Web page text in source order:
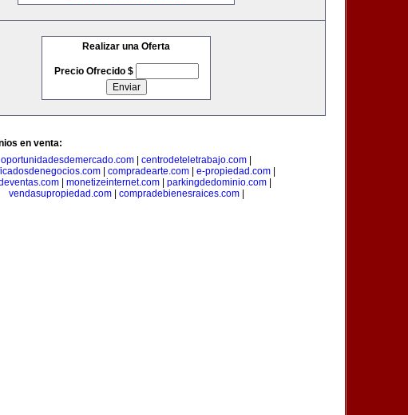
Realizar una Oferta
Precio Ofrecido $
en venta:
oportunidadesdemercado.com
centrodeteletrabajo.com
| compradearte.com| e-propiedad.com|
| monetizeinternet.com| parkingdedominio.com|
vendasupropiedad.com| compradebienesraices.com|